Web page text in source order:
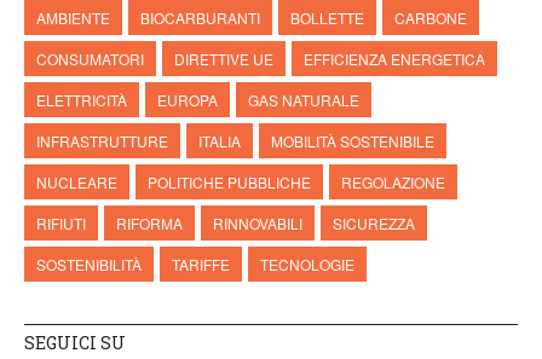
AMBIENTE BIOCARBURANTI BOLLETTE
CARBONE
CONSUMATORI
DIRETTIVE UE
EFFICIENZA ENERGETICA
ELETTRICITÀ
EUROPA
GAS NATURALE
INFRASTRUTTURE
ITALIA
MOBILITÀ SOSTENIBILE
NUCLEARE
POLITICHE PUBBLICHE
REGOLAZIONE
RIFIUTI
RIFORMA RINNOVABILI
SICUREZZA
SOSTENIBILITÀ
TARIFFE TECNOLOGIE
SEGUICI SU